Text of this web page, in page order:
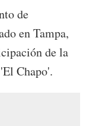
de
en Tampa,
de la
Chapo'.